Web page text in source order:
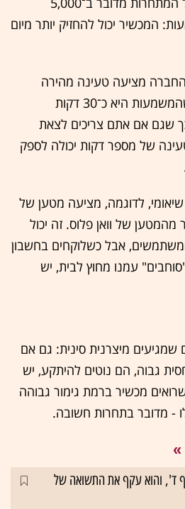
המכשיר יכול להחזיק יותר מיום
מציעה טעינה מהירה
במיוחד של 100 וואט, כשהמשמעות היא כ־30 דקות
שגם אם אתם צריכים לצאת
של מספר דקות יכולה לספק
לדוגמה, מציעה מטען של
מהמטען של וואן פלוס. זה יכול
אבל כשלוקחים בחשבון
עמנו מחוץ לבית, יש
שמגיעים מיצרנית סינית: גם אם
גבוה, הם נוטים להיתקע, יש
מכשיר ברמת גימור גבוהה
- מדובר בתחרות חשובה.
לקלוד להשקיע 50 אלף ד', והוא עקף את התשואה של